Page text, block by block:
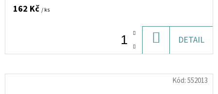
162 Kč / ks
KOŠÍKU
DETAIL
Kód:552013